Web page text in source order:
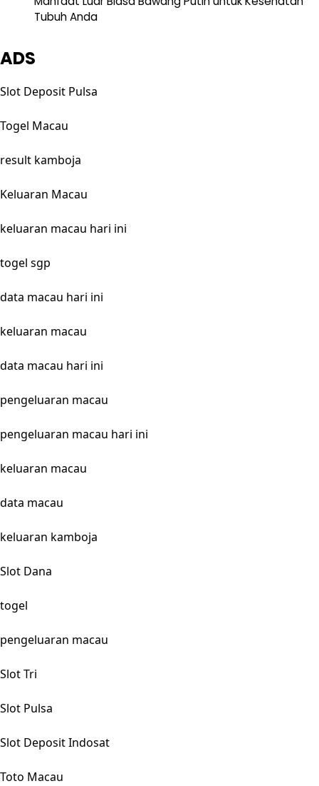
Tubuh Anda
ADS
Slot Deposit Pulsa
Togel Macau
result kamboja
Keluaran Macau
keluaran macau hari ini
togel sgp
data macau hari ini
keluaran macau
data macau hari ini
pengeluaran macau
pengeluaran macau hari ini
keluaran macau
data macau
keluaran kamboja
Slot Dana
togel
pengeluaran macau
Slot Tri
Slot Pulsa
Slot Deposit Indosat
Toto Macau